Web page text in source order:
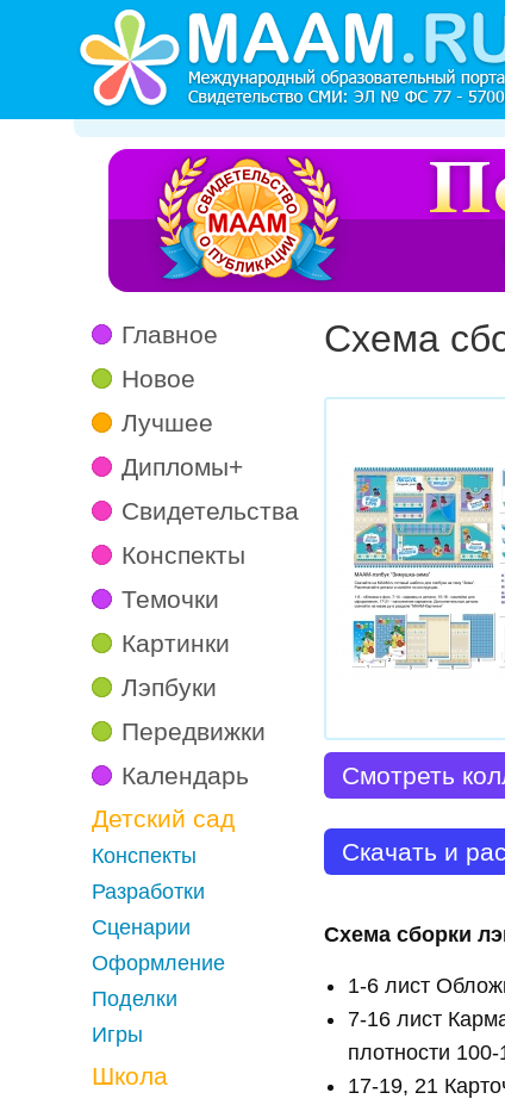
Главное
Новое
Лучшее
Дипломы+
Свидетельства
Конспекты
Темочки
Картинки
Лэпбуки
Передвижки
Календарь
Детский сад
Конспекты
Разработки
Сценарии
Оформление
Поделки
Игры
Школа
Схема
Смотреть
Скачать и
Схема сборки
1-6 лист
7-16 лист
плотности
17-19, 21